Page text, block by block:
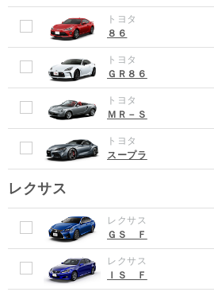
トヨタ
８６
トヨタ
ＧＲ８６
トヨタ
ＭＲ－Ｓ
トヨタ
スープラ
レクサス
レクサス
ＧＳ Ｆ
レクサス
ＩＳ Ｆ